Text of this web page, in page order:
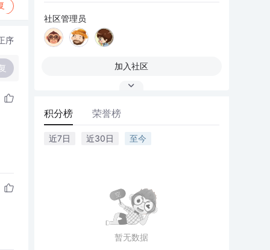
序
社区管理员
加入社区
积分榜 荣誉榜
近7日 近30日 至今
暂无数据